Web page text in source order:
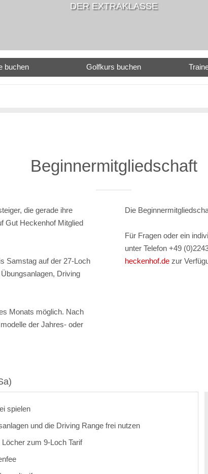
DER EXTRAKLASSE
buchen Golfkurs buchen
Beginnermitgliedschaft
die gerade ihre
Gut Heckenhof Mitglied
Samstag auf der 27-Loch
Driving
Monats möglich. Nach
der Jahres- oder
Die
Für Fragen oder ein
unter Telefon +49
heckenhof.de zur
spielen
und die Driving Range frei nutzen
zum 9-Loch Tarif